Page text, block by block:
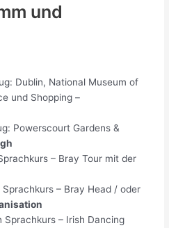
und
Dublin, National Museum of
und Shopping –
Powerscourt Gardens &
– Bray Tour mit der
– Bray Head / oder
– Irish Dancing